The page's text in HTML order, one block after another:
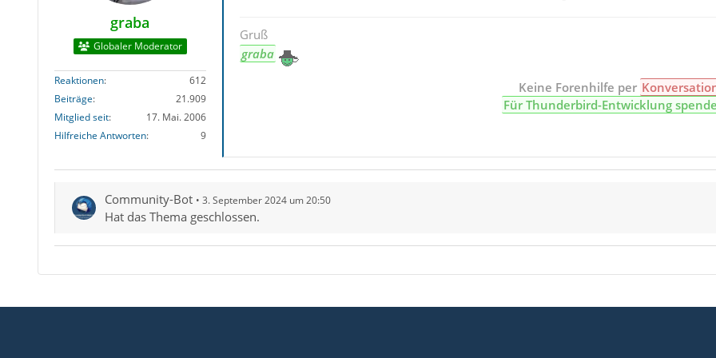
graba
Globaler Moderator
Reaktionen
612
Beiträge
21.909
Mitglied seit
17. Mai. 2006
Hilfreiche Antworten
9
Gruß
graba
Keine Forenhilfe per
Für Thunderbird-Entwicklung
Community-Bot 3. September 2024 um 20:50
Hat das Thema geschlossen.